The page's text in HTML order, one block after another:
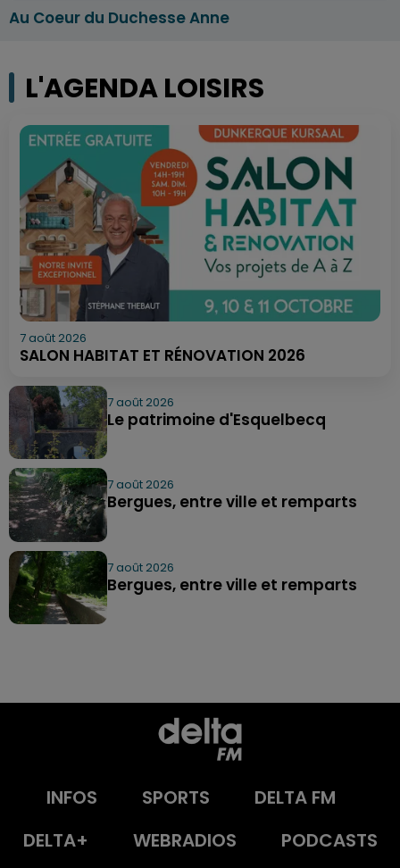
Au Coeur du Duchesse Anne
L'AGENDA LOISIRS
7 août 2026
SALON HABITAT ET RÉNOVATION 2026
7 août 2026
Le patrimoine d'Esquelbecq
7 août 2026
Bergues, entre ville et remparts
7 août 2026
Bergues, entre ville et remparts
INFOS SPORTS
DELTA FM
DELTA+
WEBRADIOS PODCASTS